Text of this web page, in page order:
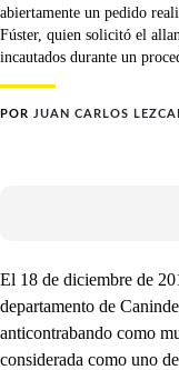
abiertamente un pedido
Fúster, quien solicitó el
incautados durante un
POR JUAN CARLOS
El 18 de diciembre de
departamento de
anticontrabando como
considerada como uno